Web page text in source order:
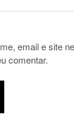
email e site
comentar.